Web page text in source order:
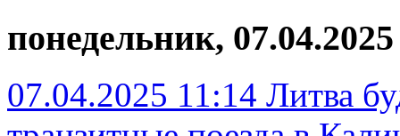
понедельник, 07.04.2025
07.04.2025 11:14 Литва